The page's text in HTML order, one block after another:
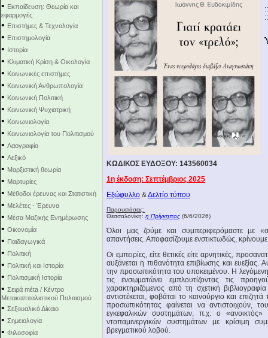
• Εκπαίδευση: Θεωρία και
εφαρμογές
• Επιστήμες & Τεχνολογία
• Επιστημολογία
• Ιστορία
• Κλιματική Κρίση & Οικολογία
• Κοινωνικές επιστήμες
• Κοινωνική Ανθρωπολογία
• Κοινωνική Πολιτική
• Κοινωνική Ψυχιατρική
• Κοινωνιολογία
• Κοινωνιολογία του Πολιτισμού
• Λαογραφία
• Λεξικό
• Μαρξιστική θεωρία
• Μαρτυρίες
• Μέθοδοι έρευνας και Στατιστική
• Μελέτες - Έρευνα
• Μέσα Μαζικής Ενημέρωσης
• Οικονομία
• Παιδαγωγικά
• Πολιτική
• Πολιτική και Ιστορία
• Πολιτισμική Ιστορία
• Σειρά mέta / Κέντρο
Μετακαπιταλιστικού Πολιτισμού
• Σεξουαλικό Δίκαιο
• Σημειολογία
• Φιλοσοφία
ΚΩΔΙΚΟΣ ΕΥΔΟΞΟΥ: 143560034
1η έκδοση: Σεπτέμβριος 2025
Εξώφυλλο &Δελτίο τύπου
Παρουσιάσεις:
Θεσσαλονίκη: η Πρίγκηπος (6/6/2026)
Όλοι µας ζούµε και συµπεριφερόµαστε µε
απαντήσεις. Αποφασίζουµε ενστικτωδώς,
Οι εµπειρίες, είτε θετικές είτε αρνητικές,
αυξάνεται η πιθανότητα επιβίωσης και
την προσωπικό­τητα του υποκειµένου. Η
τις ενσωµατώνει εµπλουτίζοντας τις
χαρακτηριζόµενος από τη σχετική
αντιστέκεται, φοβάται το καινούργιο και
προσωπικότητας φαίνεται να αντιστοιχούν,
εγκεφαλικών συστηµάτων, π.χ. ο
ντοπαµινεργικών συστηµάτων µε κρίσιµη
βρεγµατικού λοβού.